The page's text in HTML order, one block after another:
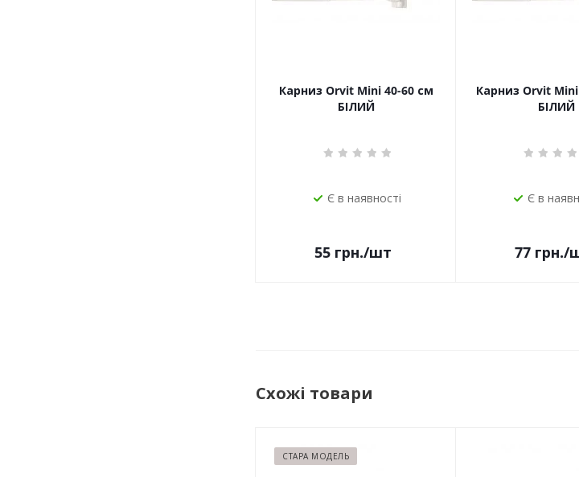
Карниз Orvit Mini 40-60 см
БІЛИЙ
Є в наявності
55 грн./шт
Карниз Orvit
БІЛИЙ
Є в
77 грн./
Схожі товари
СТАРА МОДЕЛЬ